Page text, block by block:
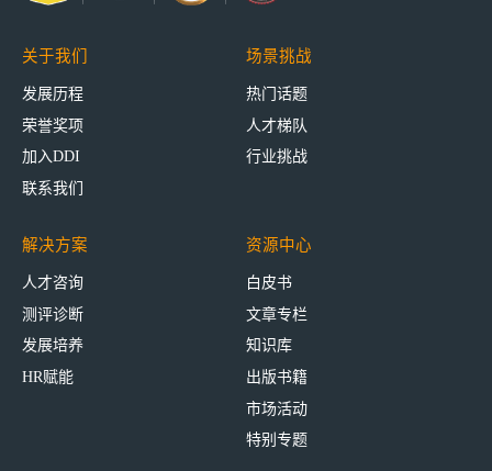
关于我们
发展历程
荣誉奖项
加入DDI
联系我们
场景挑战
热门话题
人才梯队
行业挑战
解决方案
人才咨询
测评诊断
发展培养
HR赋能
资源中心
白皮书
文章专栏
知识库
出版书籍
市场活动
特别专题